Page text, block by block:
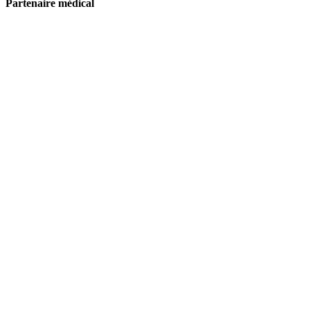
Partenaire médical